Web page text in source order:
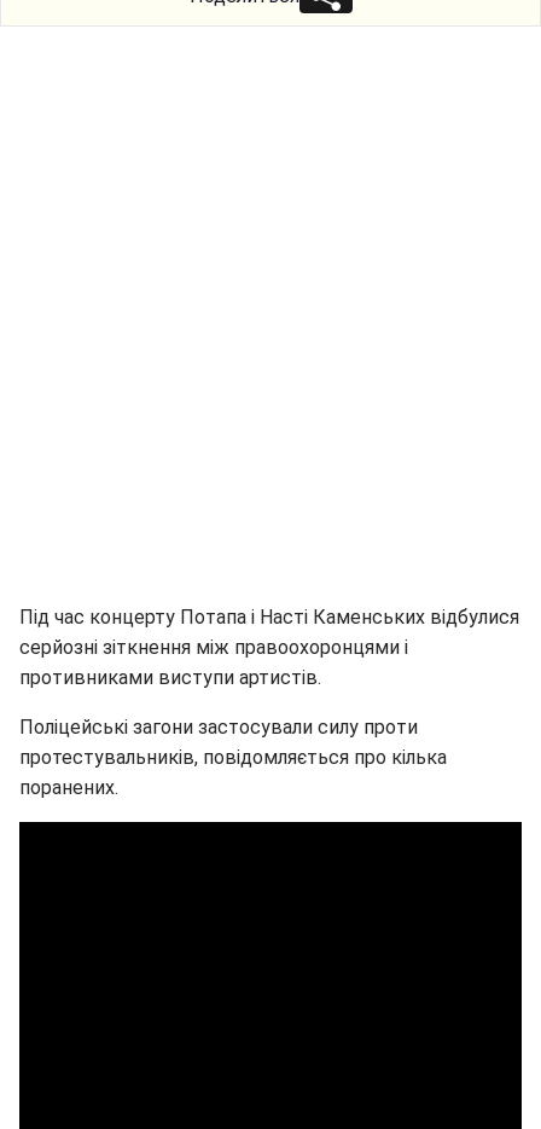
Під час концерту Потапа і Насті Каменських відбулися
серйозні зіткнення між правоохоронцями і
противниками виступи артистів.
Поліцейські загони застосували силу проти
протестувальників, повідомляється про кілька
поранених.